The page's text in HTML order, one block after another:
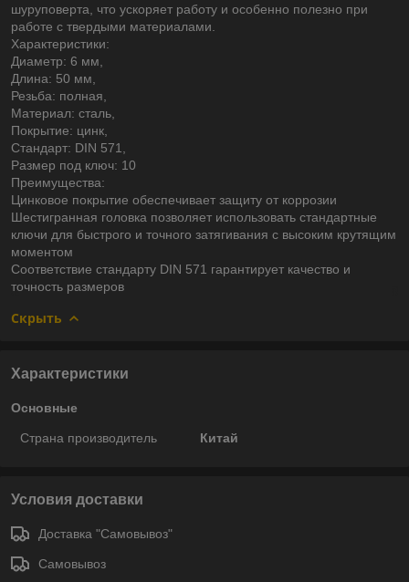
шуруповерта, что ускоряет работу и особенно полезно при
работе с твердыми материалами.
Характеристики:
Диаметр: 6 мм,
Длина: 50 мм,
Резьба: полная,
Материал: сталь,
Покрытие: цинк,
Стандарт: DIN 571,
Размер под ключ: 10
Преимущества:
Цинковое покрытие обеспечивает защиту от коррозии
Шестигранная головка позволяет использовать стандартные
ключи для быстрого и точного затягивания с высоким крутящим
моментом
Соответствие стандарту DIN 571 гарантирует качество и
точность размеров
Скрыть
Характеристики
Основные
Страна производитель Китай
Условия доставки
Доставка "Самовывоз"
Самовывоз